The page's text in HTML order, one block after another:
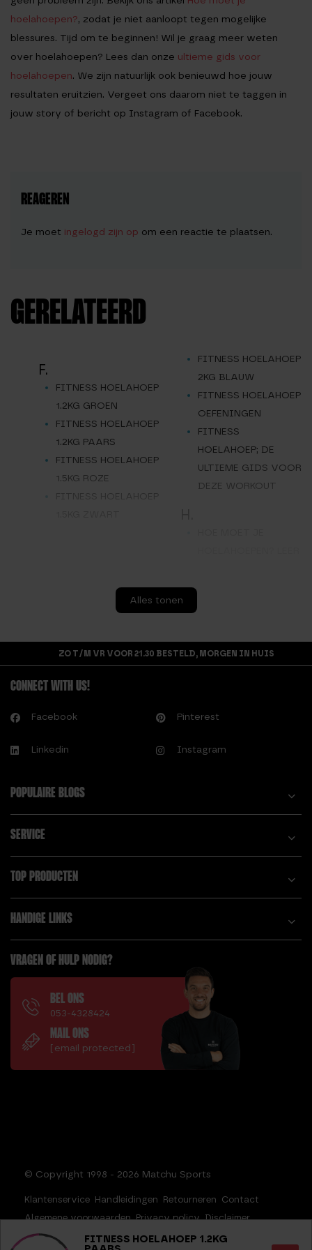
FITNESS HOELAHOEP 1.2KG
hoelahoepen?, zodat je niet aanloopt tegen mogelijke
blessures. Tijd om te beginnen! Wil je graag meer weten
over hoelahoepen? Lees dan onze ultieme gids voor
hoelahoepen. We zijn natuurlijk ook benieuwd hoe jouw
resultaten eruitzien. Vergeet ons daarom niet te taggen in
jouw story of bericht op Instagram of Facebook.
REAGEREN
Je moet ingelogd zijn op om een reactie te plaatsen.
GERELATEERD
F.
FITNESS HOELAHOEP
1.2KG GROEN
FITNESS HOELAHOEP
1.2KG PAARS
FITNESS HOELAHOEP
1.5KG ROZE
FITNESS HOELAHOEP
2KG BLAUW
FITNESS HOELAHOEP
OEFENINGEN
FITNESS
HOELAHOEP; DE
ULTIEME GIDS VOOR
DEZE WORKOUT
HOELAHOEP
TRAININGSSCHEMA
I.
MET EEN HOELAHOEP
S.
KRIJGEN EN
BEHOUDEN
WELKE HOELAHOEP
Alles tonen
ZO T/M VR VOOR 21.30 BESTELD, MORGEN IN HUIS
CONNECT WITH US!
Facebook Pinterest
Linkedin Instagram
POPULAIRE BLOGS
SERVICE
TOP PRODUCTEN
HANDIGE LINKS
VRAGEN OF HULP NODIG?
BEL ONS
053-4328424
MAIL ONS
[email protected]
© Copyright 1998 - 2026 Matchu Sports
Klantenservice Handleidingen Retourneren Contact
Algemene voorwaarden Privacy policy Disclaimer
Sitemap